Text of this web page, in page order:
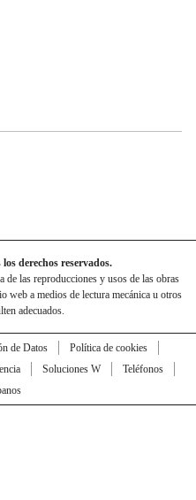
derechos reservados.
las reproducciones y usos de las obras
web a medios de lectura mecánica u otros
adecuados.
de Datos
Política de cookies
Soluciones W
Teléfonos